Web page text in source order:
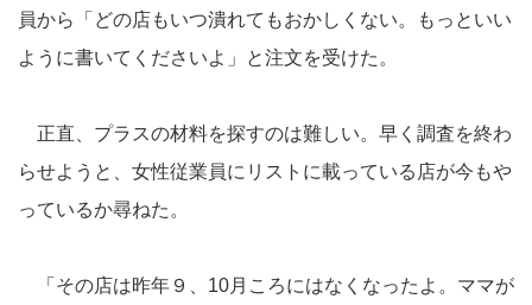
員から「どの店もいつ潰れてもおかしくない。もっといい
ように書いてくださいよ」と注文を受けた。
正直、プラスの材料を探すのは難しい。早く調査を終わ
らせようと、女性従業員にリストに載っている店が今もや
っているか尋ねた。
「その店は昨年９、10月ころにはなくなったよ。ママが